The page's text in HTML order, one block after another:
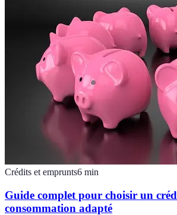
Crédits et emprunts6 min
Guide complet pour choisir un
consommation adapté